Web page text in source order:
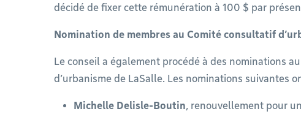
décidé de fixer cette rémunération à 100 $ par
Nomination de membres au Comité consultatif
Le conseil a également procédé à des nominations
d’urbanisme de LaSalle. Les nominations suivantes
Michelle Delisle-Boutin, renouvellement pour